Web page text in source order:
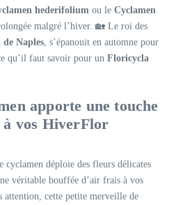
hederifolium ou le Cyclamen
malgré l’hiver. 🏡 Le roi des
de Naples, s’épanouit en automne pour
qu’il faut savoir pour un Floricycla
apporte une touche
à vos HiverFlor
déploie des fleurs délicates
véritable bouffée d’air frais à vos
attention, cette petite merveille de